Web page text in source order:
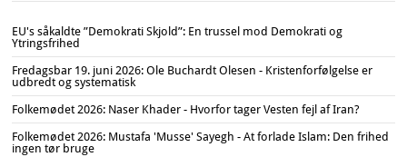
EU's såkaldte ”Demokrati Skjold”: En trussel mod Demokrati og
Ytringsfrihed
Fredagsbar 19. juni 2026: Ole Buchardt Olesen - Kristenforfølgelse er
udbredt og systematisk
Folkemødet 2026: Naser Khader - Hvorfor tager Vesten fejl af Iran?
Folkemødet 2026: Mustafa 'Musse' Sayegh - At forlade Islam: Den frihed
ingen tør bruge